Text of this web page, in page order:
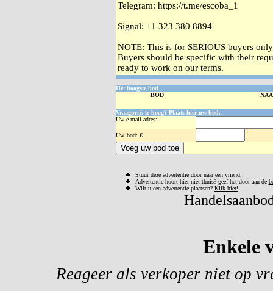
Telegram: https://t.me/escoba_1
Signal: +1 323 380 8894
NOTE: This is for SERIOUS buyers
Buyers should be specific with their
ready to work on our terms.
Het hoogste bod
BOD
Vraagprijs te hoog? Plaats hier uw bod.
Uw e-mail adres:
Uw bod: €
Stuur deze advertentie door naar een vriend.
Advertentie hoort hier niet thuis? geef het door aan de
Wilt u een advertentie plaatsen? Klik hier!
Enkele
Reageer als verkoper niet op